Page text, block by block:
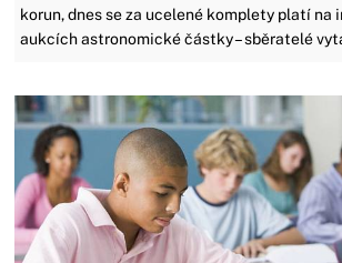
korun, dnes se za ucelené komplety platí na
aukcích astronomické částky – sběratelé